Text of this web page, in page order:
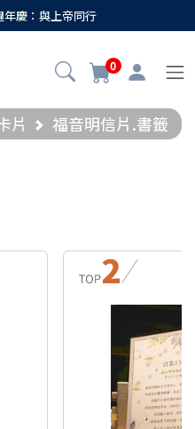
年慶：與上帝同行
0
片 福音明信片.書籤